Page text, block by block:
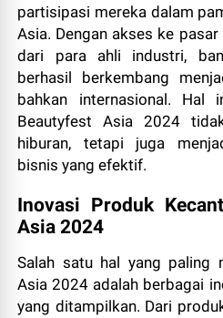
partisipasi mereka dalam
Asia. Dengan akses ke
dari para ahli industri,
berhasil berkembang
bahkan internasional. Hal
Beautyfest Asia 2024
hiburan, tetapi juga
bisnis yang efektif.
Inovasi Produk
Asia 2024
Salah satu hal yang paling
Asia 2024 adalah berbagai
yang ditampilkan. Dari